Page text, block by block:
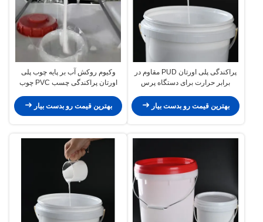
پراکندگی پلی اورتان PUD مقاوم در
برابر حرارت برای دستگاه پرس
بهترین قیمت رو بدست بیار
وکیوم روکش آب بر پایه چوب پلی
اورتان پراکندگی چسب PVC چوب
بهترین قیمت رو بدست بیار